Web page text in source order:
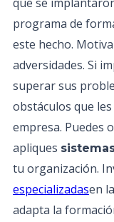
programa de
este hecho.
adversidades. Si
superar sus
obstáculos que
empresa. Puedes
apliques
tu organización.
especializadasen
adapta la